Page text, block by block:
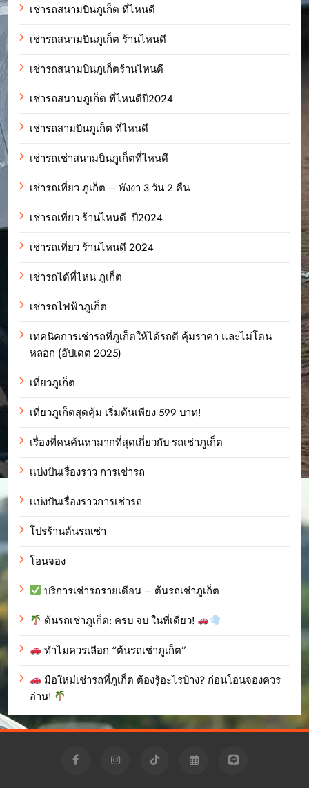
เช่ารถสนามบินภูเก็ต ที่ไหนดี
เช่ารถสนามบินภูเก็ต ร้านไหนดี
เช่ารถสนามบินภูเก็ตร้านไหนดี
เช่ารถสนามภูเก็ต ที่ไหนดีปี2024
เช่ารถสามบินภูเก็ต ที่ไหนดี
เช่ารถเช่าสนามบินภูเก็ตที่ไหนดี
เช่ารถเที่ยว ภูเก็ต – พังงา 3 วัน 2 คืน
เช่ารถเที่ยว ร้านไหนดี ปี2024
เช่ารถเที่ยว ร้านไหนดี 2024
เช่ารถได้ที่ไหน ภูเก็ต
เช่ารถไฟฟ้าภูเก็ต
เทคนิคการเช่ารถที่ภูเก็ตให้ได้รถดี คุ้มราคา และไม่โดน
หลอก (อัปเดต 2025)
เที่ยวภูเก็ต
เที่ยวภูเก็ตสุดคุ้ม เริ่มต้นเพียง 599 บาท!
เรื่องที่คนค้นหามากที่สุดเกี่ยวกับ รถเช่าภูเก็ต
เเบ่งปันเรื่องราว การเช่ารถ
เเบ่งปันเรื่องราวการเช่ารถ
โปรร้านต้นรถเช่า
โอนจอง
บริการเช่ารถรายเดือน – ต้นรถเช่าภูเก็ต
ต้นรถเช่าภูเก็ต: ครบ จบ ในที่เดียว!
ทำไมควรเลือก “ต้นรถเช่าภูเก็ต”
มือใหม่เช่ารถที่ภูเก็ต ต้องรู้อะไรบ้าง? ก่อนโอนจองควร
อ่าน!